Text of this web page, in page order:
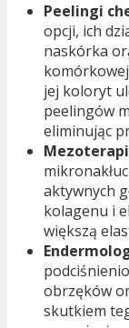
Peelingi
opcji, ich
naskórka
jej koloryt
peelingów
eliminując
aktywnych
kolagenu i
większą
obrzęków
skutkiem